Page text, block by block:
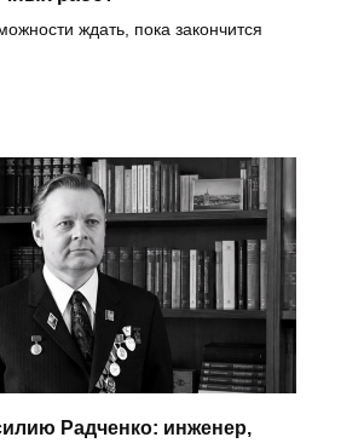
ждать, пока закончится
Радченко: инженер,